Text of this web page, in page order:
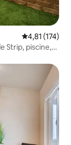
Évaluation
4,81 (174)
Strip, piscine,